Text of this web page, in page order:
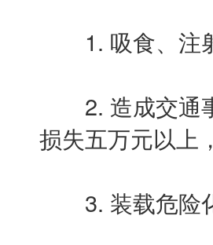
1. 吸食、注
2. 造成交通事
损失五万元以上
3. 装载危险化